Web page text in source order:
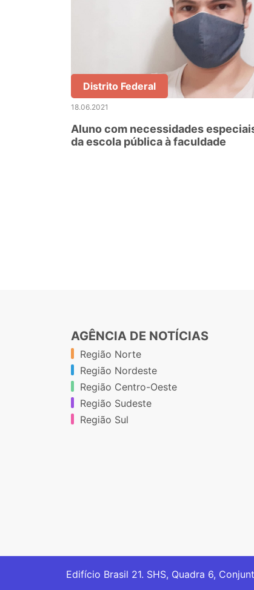
Distrito Federal
18.06.2021
Aluno com necessidades
da escola pública à faculdade
AGÊNCIA DE NOTÍCIAS
Região Norte
Região Nordeste
Região Centro-Oeste
Região Sudeste
Região Sul
Edifício Brasil 21. SHS, Quadra 6,